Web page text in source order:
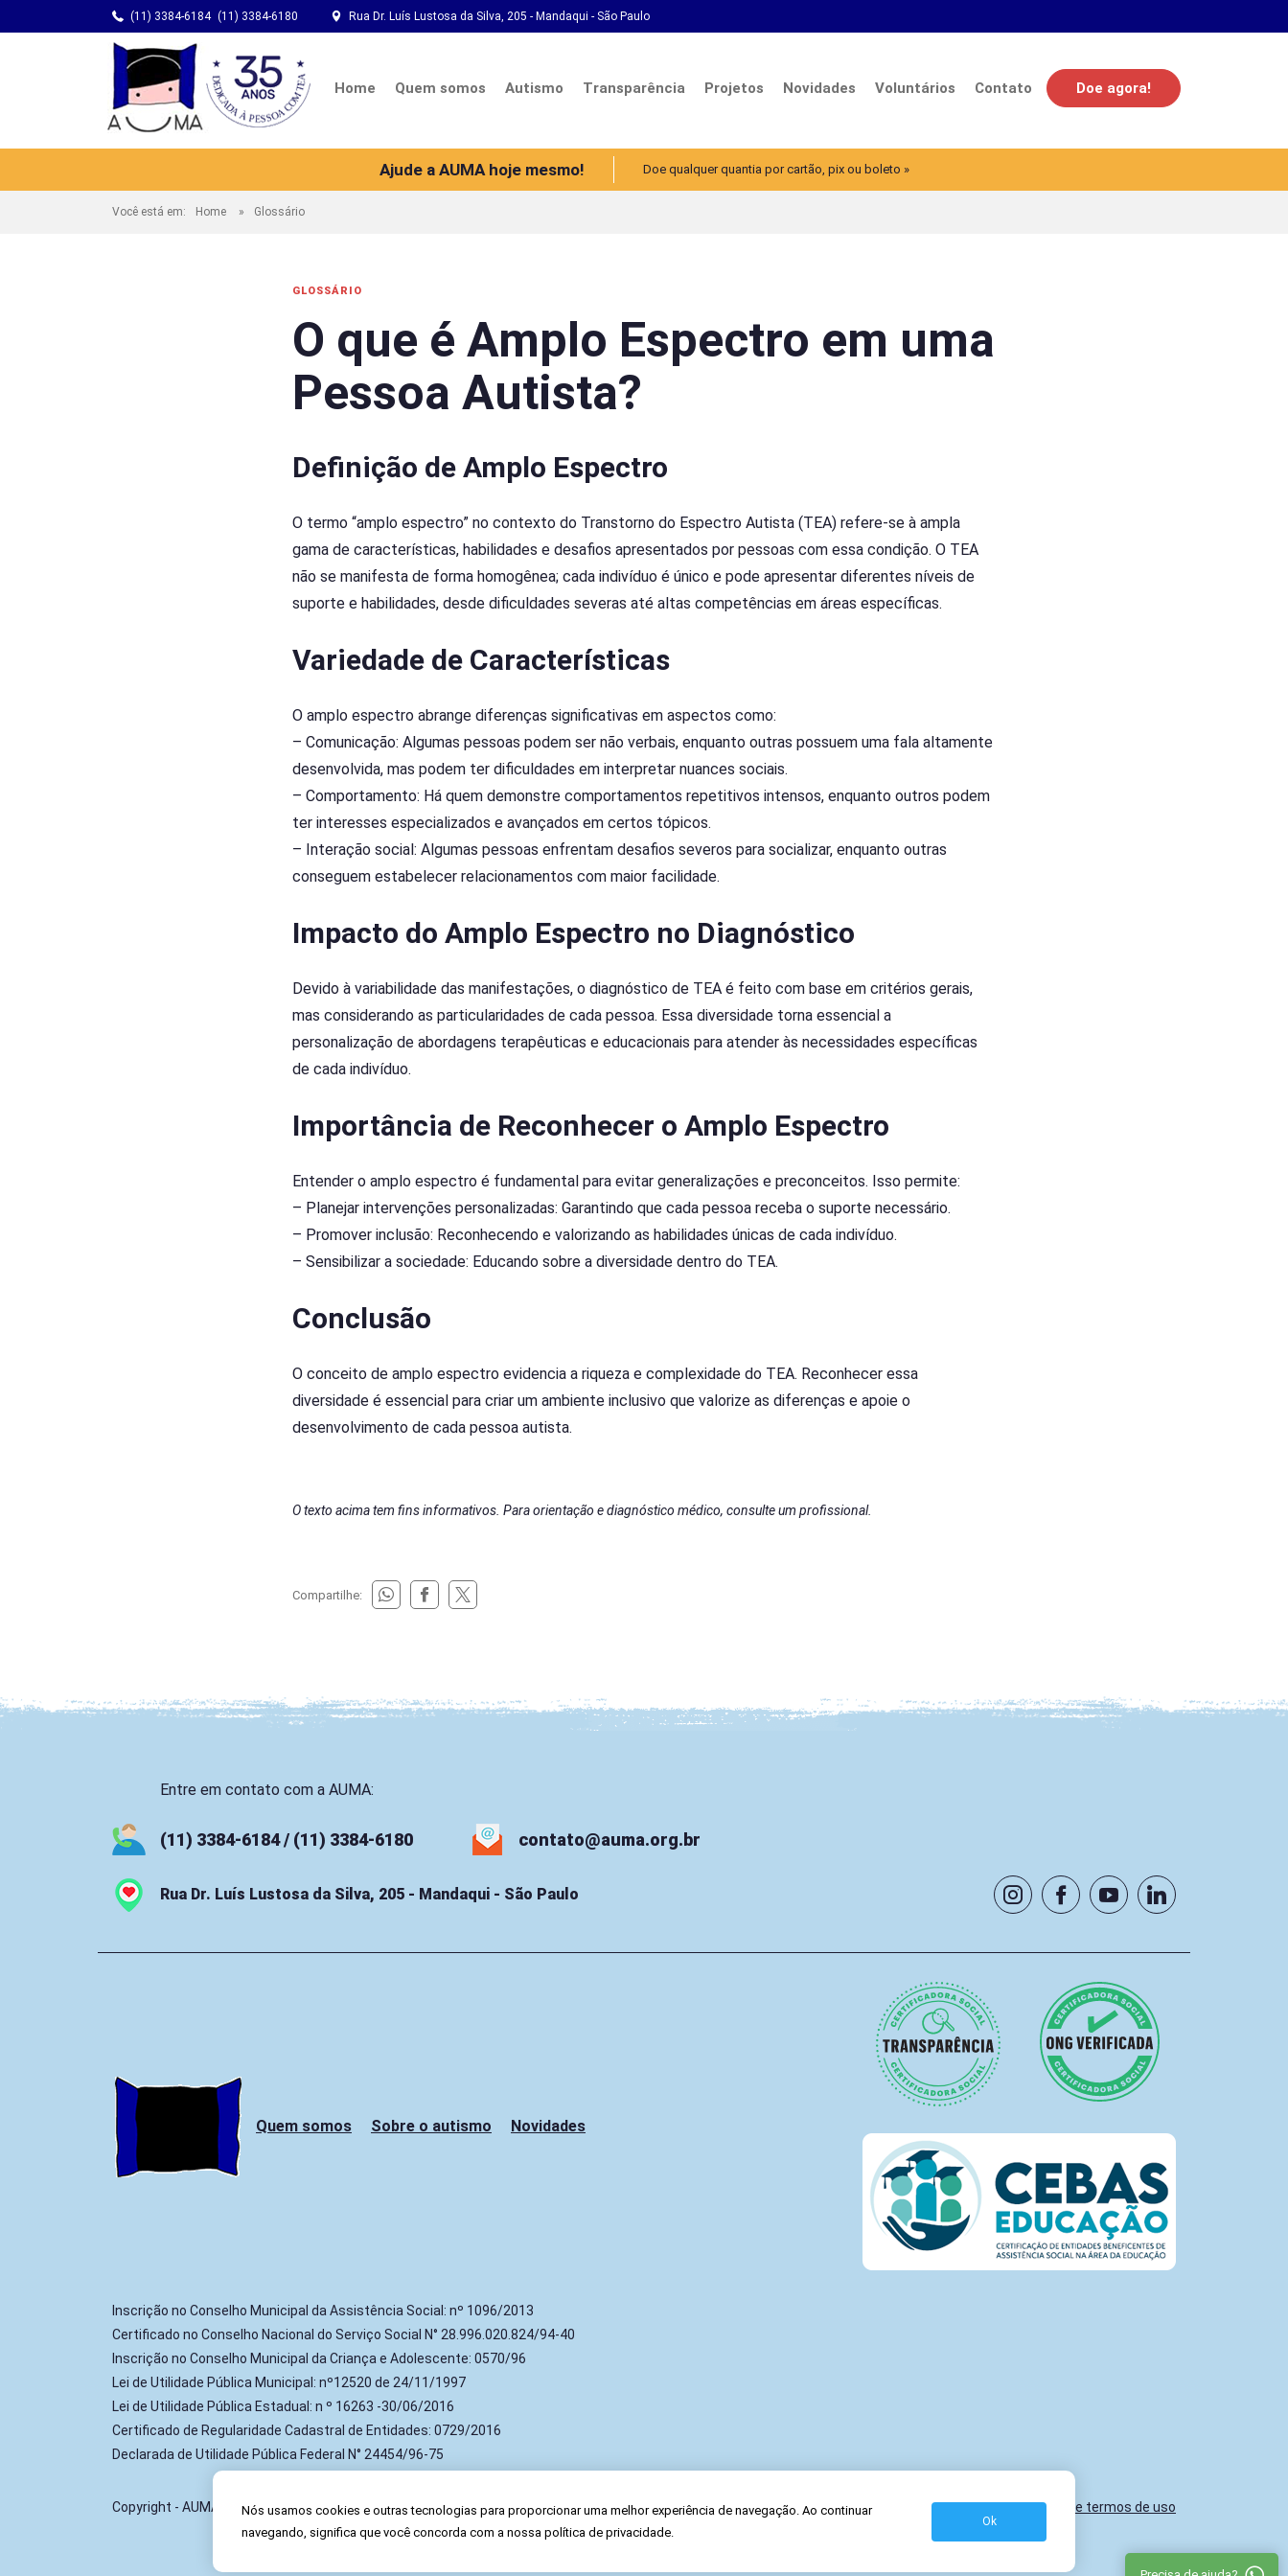
(11) 3384-6184 (11) 3384-6180 Rua Dr. Luís Lustosa da Silva, 205 - Mandaqui - São Paulo
Home Quem somos Autismo Transparência Projetos Novidades Voluntários Contato Doe agora!
Ajude a AUMA hoje mesmo! Doe qualquer quantia por cartão, pix ou boleto »
Você está em: Home Glossário
GLOSSÁRIO
O que é Amplo Espectro em uma
Pessoa Autista?
Definição de Amplo Espectro
O termo “amplo espectro” no contexto do Transtorno do Espectro Autista (TEA) refere-se à ampla
gama de características, habilidades e desafios apresentados por pessoas com essa condição. O TEA
não se manifesta de forma homogênea; cada indivíduo é único e pode apresentar diferentes níveis de
suporte e habilidades, desde dificuldades severas até altas competências em áreas específicas.
Variedade de Características
O amplo espectro abrange diferenças significativas em aspectos como:
– Comunicação: Algumas pessoas podem ser não verbais, enquanto outras possuem uma fala altamente
desenvolvida, mas podem ter dificuldades em interpretar nuances sociais.
– Comportamento: Há quem demonstre comportamentos repetitivos intensos, enquanto outros podem
ter interesses especializados e avançados em certos tópicos.
– Interação social: Algumas pessoas enfrentam desafios severos para socializar, enquanto outras
conseguem estabelecer relacionamentos com maior facilidade.
Impacto do Amplo Espectro no Diagnóstico
Devido à variabilidade das manifestações, o diagnóstico de TEA é feito com base em critérios gerais,
mas considerando as particularidades de cada pessoa. Essa diversidade torna essencial a
personalização de abordagens terapêuticas e educacionais para atender às necessidades específicas
de cada indivíduo.
Importância de Reconhecer o Amplo Espectro
Entender o amplo espectro é fundamental para evitar generalizações e preconceitos. Isso permite:
– Planejar intervenções personalizadas: Garantindo que cada pessoa receba o suporte necessário.
– Promover inclusão: Reconhecendo e valorizando as habilidades únicas de cada indivíduo.
– Sensibilizar a sociedade: Educando sobre a diversidade dentro do TEA.
Conclusão
O conceito de amplo espectro evidencia a riqueza e complexidade do TEA. Reconhecer essa
diversidade é essencial para criar um ambiente inclusivo que valorize as diferenças e apoie o
desenvolvimento de cada pessoa autista.
O texto acima tem fins informativos. Para orientação e diagnóstico médico, consulte um profissional.
Compartilhe:
Entre em contato com a AUMA:
(11) 3384-6184 / (11) 3384-6180 contato@auma.org.br
Rua Dr. Luís Lustosa da Silva, 205 - Mandaqui - São Paulo
Quem somos Sobre o autismo Novidades
Inscrição no Conselho Municipal da Assistência Social: nº 1096/2013
Certificado no Conselho Nacional do Serviço Social N° 28.996.020.824/94-40
Inscrição no Conselho Municipal da Criança e Adolescente: 0570/96
Lei de Utilidade Pública Municipal: nº12520 de 24/11/1997
Lei de Utilidade Pública Estadual: n º 16263 -30/06/2016
Certificado de Regularidade Cadastral de Entidades: 0729/2016
Declarada de Utilidade Pública Federal N° 24454/96-75
Copyright - AUMA - Todos os direitos reservados. Política de privacidade e termos de uso
Nós usamos cookies e outras tecnologias para proporcionar uma melhor experiência de navegação. Ao continuar
navegando, significa que você concorda com a nossa política de privacidade.
Ok